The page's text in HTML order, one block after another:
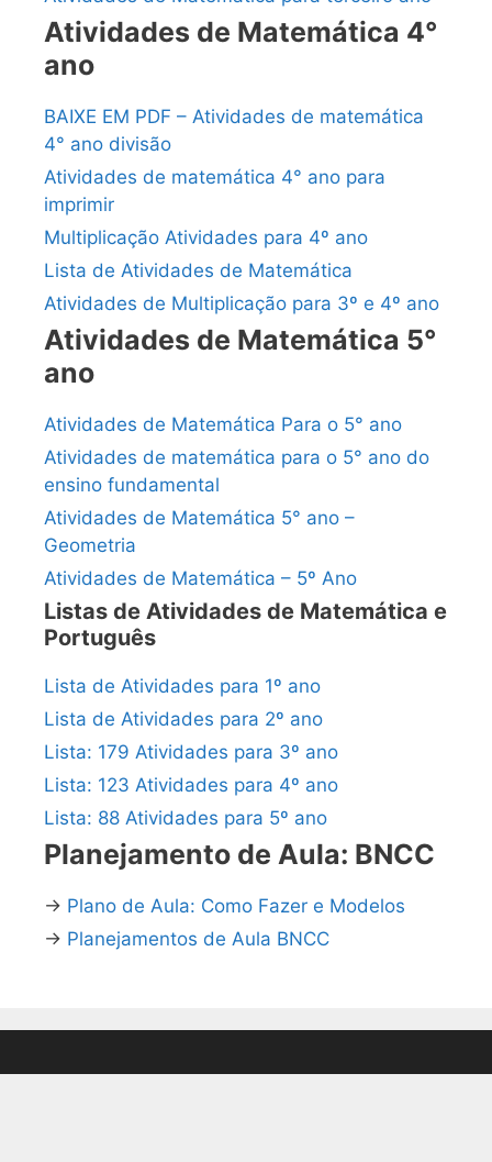
Atividades de Matemática 4°
ano
BAIXE EM PDF – Atividades de matemática
4° ano divisão
Atividades de matemática 4° ano para
imprimir
Multiplicação Atividades para 4º ano
Lista de Atividades de Matemática
Atividades de Multiplicação para 3º e 4º ano
Atividades de Matemática 5°
ano
Atividades de Matemática Para o 5° ano
Atividades de matemática para o 5° ano do
ensino fundamental
Atividades de Matemática 5° ano –
Geometria
Atividades de Matemática – 5º Ano
Listas de Atividades de Matemática e
Português
Lista de Atividades para 1º ano
Lista de Atividades para 2º ano
Lista: 179 Atividades para 3º ano
Lista: 123 Atividades para 4º ano
Lista: 88 Atividades para 5º ano
Planejamento de Aula: BNCC
→ Plano de Aula: Como Fazer e Modelos
→ Planejamentos de Aula BNCC